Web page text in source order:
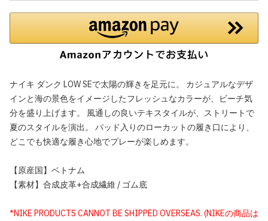
ナイキ ダンク LOW SEで太陽の輝きを足元に。 カジュアルなデザ
インと海の景色をイメージしたフレッシュなカラーが、ビーチ気
分を盛り上げます。 風通しの良いテキスタイルが、ストリートで
夏のスタイルを演出。 パッド入りのローカットの履き口により、
どこでも快適な履き心地でプレーが楽しめます。
【原産国】ベトナム
【素材】合成皮革+合成繊維 / ゴム底
*NIKE PRODUCTS CANNOT BE SHIPPED OVERSEAS. (NIKEの商品は